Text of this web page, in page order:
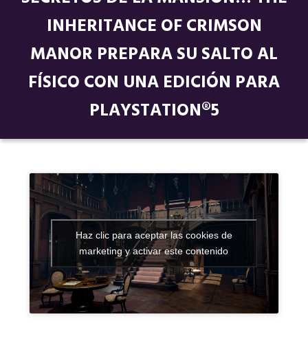
INHERITANCE OF CRIMSON
MANOR PREPARA SU SALTO AL
FÍSICO CON UNA EDICIÓN PARA
PLAYSTATION®5
Haz clic para aceptar las cookies de
marketing y activar este contenido
Sobre nosotros
Contacto
Nuestras redes:
Idiomas: